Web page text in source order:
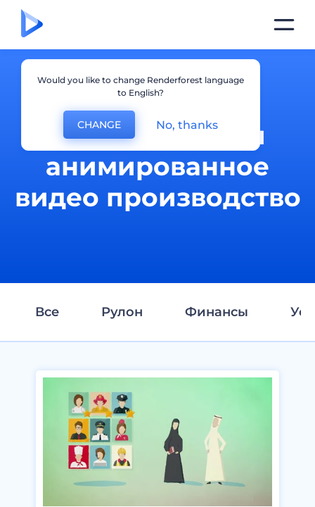
Эксплейнеры и
анимированное
видео производство
Все Рулон Финансы
Would you like to change Renderforest language
to English?
CHANGE No, thanks